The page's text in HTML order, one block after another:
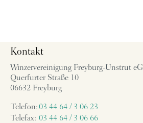
Kontakt
Winzervereinigung Freyburg-Unstrut eG
Querfurter Straße 10
06632 Freyburg
Telefon:03 44 64 / 3 06 23
Telefax: 03 44 64 / 3 06 66